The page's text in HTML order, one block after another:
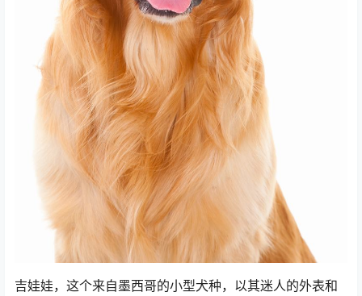
吉娃娃，这个来自墨西哥的小型犬种，以其迷人的外表和